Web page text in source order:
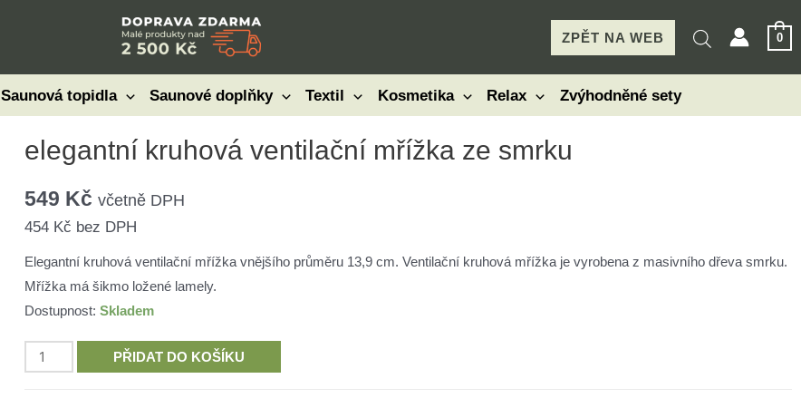
ZPĚT NA WEB 0
Saunová topidla Saunové doplňky Textil Kosmetika Relax Zvýhodněné sety
elegantní kruhová ventilační mřížka ze smrku
549 Kč včetně DPH
454 Kč bez DPH
Elegantní kruhová ventilační mřížka vnějšího průměru 13,9 cm. Ventilační kruhová mřížka je vyrobena z masivního dřeva smrku.
Mřížka má šikmo ložené lamely.
Dostupnost: Skladem
elegantní
kruhová
PŘIDAT DO KOŠÍKU